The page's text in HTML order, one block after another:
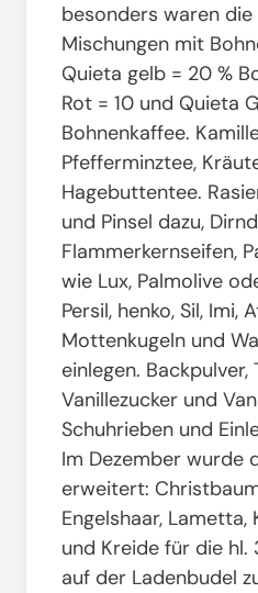
besonders waren
Mischungen mit
Quieta gelb = 20 %
Rot = 10 und Quieta
Bohnenkaffee.
Pfefferminztee,
Hagebuttentee.
und Pinsel dazu,
Flammerkernseifen,
wie Lux, Palmolive
Persil, henko, Sil, Imi,
Mottenkugeln und
einlegen. Backpulver,
Vanillezucker und
Schuhrieben und
Im Dezember wurde
erweitert:
Engelshaar, Lametta,
und Kreide für die hl.
auf der Ladenbudel